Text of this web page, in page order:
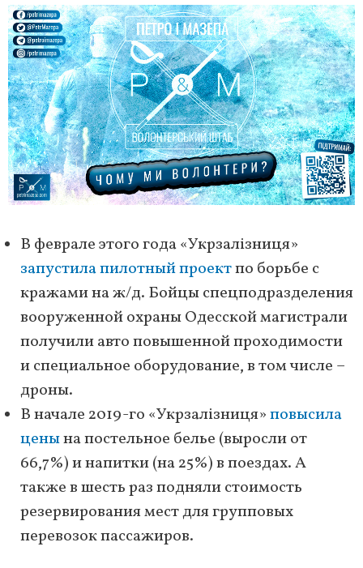
В феврале этого года «Укрзалізниця»
запустила пилотный проектпо борьбе с
кражами на ж/д. Бойцы спецподразделения
вооруженной охраны Одесской магистрали
получили авто повышенной проходимости
и специальное оборудование, в том числе –
дроны.
В начале 2019-го «Укрзалізниця»повысила
ценына постельное белье (выросли от
66,7%) и напитки (на 25%) в поездах. А
также в шесть раз подняли стоимость
резервирования мест для групповых
перевозок пассажиров.